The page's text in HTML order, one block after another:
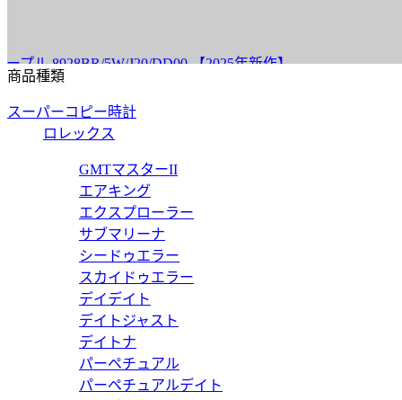
8928BR/5W/J20/DD00 【2025年新作】
ルズ 8918BR/2A/364/D0 【2024年新作】
ブレ ウォーターフォール 3660BR/12/984 【2023年新作】
ルズ 8928BR/5W/944 DD0D3L 【2023年新作】
商品種類
スーパーコピー時計
ロレックス
GMTマスターII
エアキング
エクスプローラー
サブマリーナ
シードゥエラー
スカイドゥエラー
デイデイト
デイトジャスト
デイトナ
パーペチュアル
パーペチュアルデイト